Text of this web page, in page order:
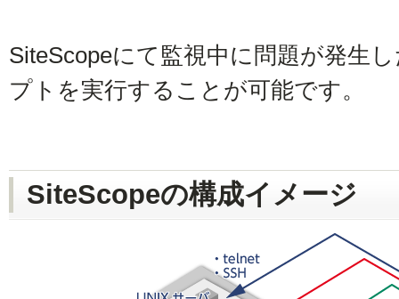
SiteScopeにて監視中に問題が発生
プトを実行することが可能です。
SiteScopeの構成イメージ